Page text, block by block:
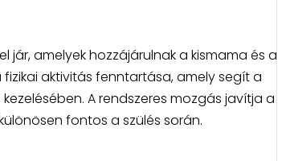
amelyek hozzájárulnak a kismama és a
aktivitás fenntartása, amely segít a
A rendszeres mozgás javítja a
fontos a szülés során.